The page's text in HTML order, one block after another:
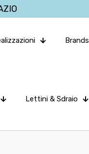
Brands
Lettini & Sdraio